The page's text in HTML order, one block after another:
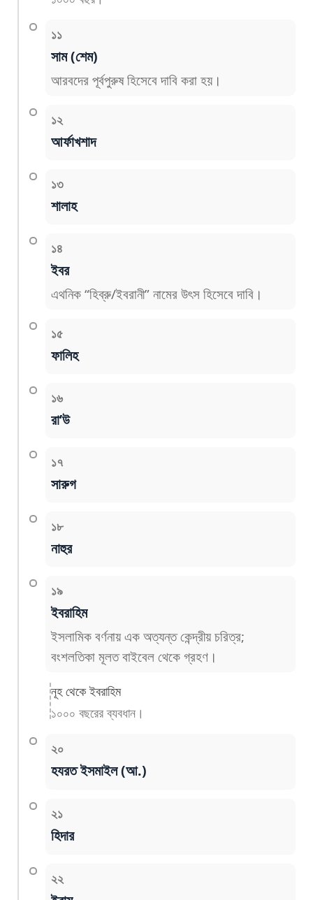
১১
সাম (শেম)
আরবদের পূর্বপুরুষ হিসেবে দাবি করা হয়।
১২
আর্ফাখশাদ
১৩
শালাহ
১৪
ইবর
এথনিক “হিব্রু/ইবরানী” নামের উৎস হিসেবে দাবি।
১৫
ফালিহ
১৬
রা’উ
১৭
সারুগ
১৮
নাহুর
১৯
ইবরাহিম
ইসলামিক বর্ণনায় এক অত্যন্ত কেন্দ্রীয় চরিত্র;
বংশলতিকা মূলত বাইবেল থেকে গ্রহণ।
নূহ থেকে ইবরাহিম
১০০০ বছরের ব্যবধান।
২০
হযরত ইসমাইল (আ.)
২১
হিদার
২২